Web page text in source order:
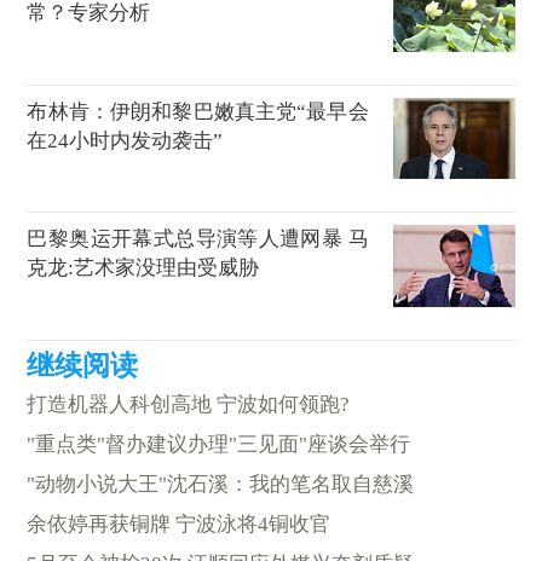
常？专家分析
布林肯：伊朗和黎巴嫩真主党“最早会
在24小时内发动袭击”
巴黎奥运开幕式总导演等人遭网暴 马
克龙:艺术家没理由受威胁
打造机器人科创高地 宁波如何领跑?
"重点类"督办建议办理"三见面"座谈会举行
"动物小说大王"沈石溪：我的笔名取自慈溪
余依婷再获铜牌 宁波泳将4铜收官